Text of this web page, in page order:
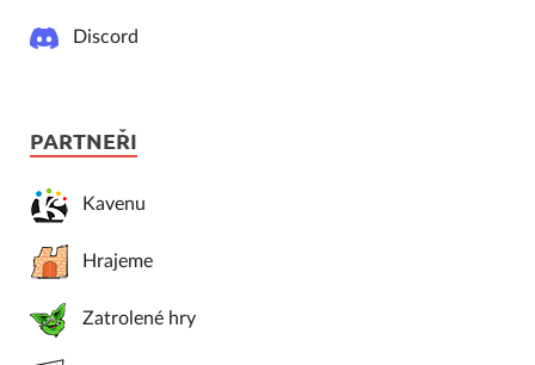
Discord
PARTNEŘI
Kavenu
Hrajeme
Zatrolené hry